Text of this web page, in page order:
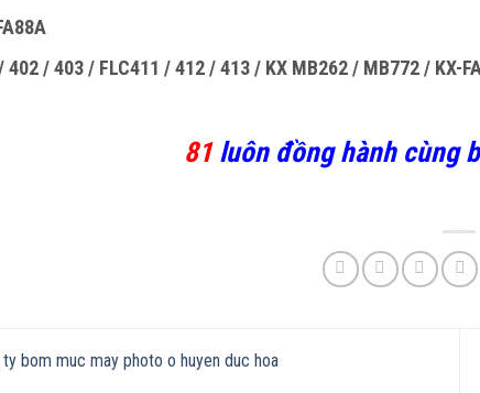
402 / 403 / FLC411 / 412 / 413 / KX MB262 / MB772 / KX-
81luôn đồng hành cùng
ty bom muc may photo o huyen duc hoa